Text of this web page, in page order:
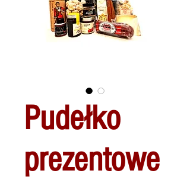
Pudełko
prezentowe